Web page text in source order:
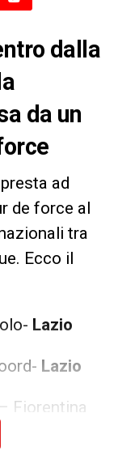
dalla
da un
ad
de force al
tra
Ecco il
Lazio
Lazio
– Fiorentina